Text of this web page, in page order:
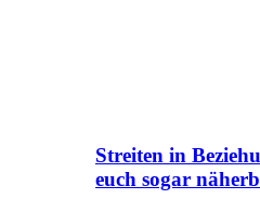
Streiten in
euch sogar